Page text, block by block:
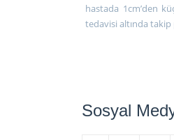
hastada 1cm’den
tedavisi altında takip
Sosyal